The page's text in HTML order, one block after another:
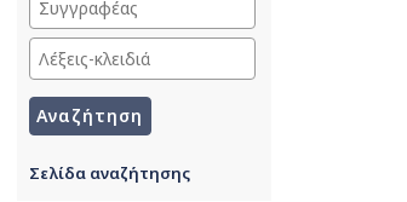
Σελίδα αναζήτησης